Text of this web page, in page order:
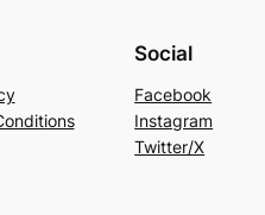
Social
Facebook
Instagram
Twitter/X